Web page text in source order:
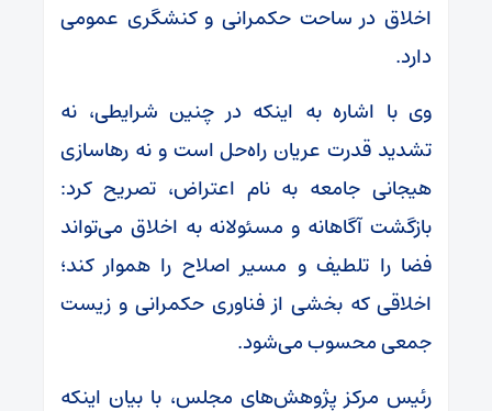
اخلاق در ساحت حکمرانی و کنشگری عمومی
دارد.
وی با اشاره به اینکه در چنین شرایطی، نه
تشدید قدرت عریان راه‌حل است و نه رهاسازی
هیجانی جامعه به نام اعتراض، تصریح کرد:
بازگشت آگاهانه و مسئولانه به اخلاق می‌تواند
فضا را تلطیف و مسیر اصلاح را هموار کند؛
اخلاقی که بخشی از فناوری حکمرانی و زیست
جمعی محسوب می‌شود.
رئیس مرکز پژوهش‌های مجلس، با بیان اینکه